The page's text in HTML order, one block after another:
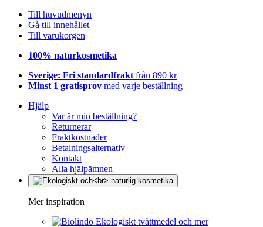
Till huvudmenyn
Gå till innehållet
Till varukorgen
100% naturkosmetika
Sverige: Fri standardfrakt från 890 kr
Minst 1 gratisprov med varje beställning
Hjälp
Var är min beställning?
Returnerar
Fraktkostnader
Betalningsalternativ
Kontakt
Alla hjälpämnen
Mer inspiration
Ekologiskt tvättmedel och mer